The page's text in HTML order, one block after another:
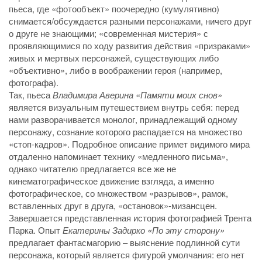
пьеса, где «фотообъект» поочередно (кумулятивно)
снимается/обсуждается разными персонажами, ничего друг
о друге не знающими; «современная мистерия» с
проявляющимися по ходу развития действия «призраками»
живых и мертвых персонажей, существующих либо
«объективно», либо в воображении героя (например,
фотографа).
Так, пьесаВладимира Аверина «Памяти моих снов»
является визуальным путешествием внутрь себя: перед
нами разворачивается монолог, принадлежащий одному
персонажу, сознание которого распадается на множество
«стоп-кадров». Подробное описание примет видимого мира
отдаленно напоминает технику «медленного письма»,
однако читателю предлагается все же не
кинематографическое движение взгляда, а именно
фотографическое, со множеством «разрывов», рамок,
вставленных друг в друга, «остановок»-мизансцен.
Завершается представленная история фотографией Трента
Парка. ОпытЕкатерины Задирко «По эту сторону»
предлагает фантасмагорию – выяснение подлинной сути
персонажа, который является фигурой умолчания: его нет